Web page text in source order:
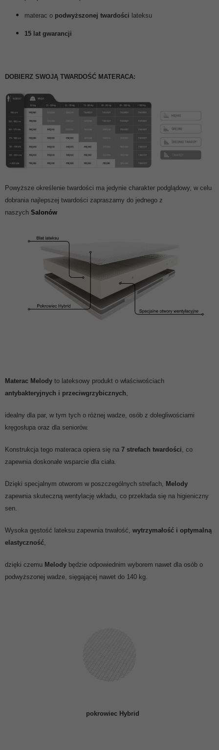
materac o podwyższonej twardości lateksu
15 lat gwarancji
DOBIERZ SWOJĄ TWARDOŚĆ MATERACA:
Powyższe określenie twardości ma jedynie charakter podglądowy, w celu
dobrania najlepszej twardości zapraszamy do jednego z
naszych Salonów
Materac Melody to lateksowy produkt o właściwościach
antybakteryjnych i przeciwgrzybicznych
idealny dla par, w tym tych o różnej wadze, osób z dolegliwościami
kręgosłupa oraz dla seniorów.
Konstrukcja tego materaca opiera się na 7 strefach twardości , co
zapewnia doskonałe wsparcie dla ciała.
Dzięki specjalnym otworom w poszczególnych strefach,
Melody
zapewnia skuteczną wentylację wkładu, co przekłada się na higieniczny
sen.
Wysoka gęstość lateksu zapewnia trwałość, wytrzymałość i optymalną
elastyczność
dzięki czemu Melody będzie odpowiednim wyborem nawet dla osób o
podwyższonej wadze, sięgającej nawet do 140 kg.
pokrowiec Hybrid